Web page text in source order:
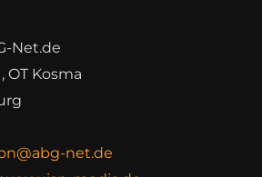
Net.de
OT Kosma
net.de